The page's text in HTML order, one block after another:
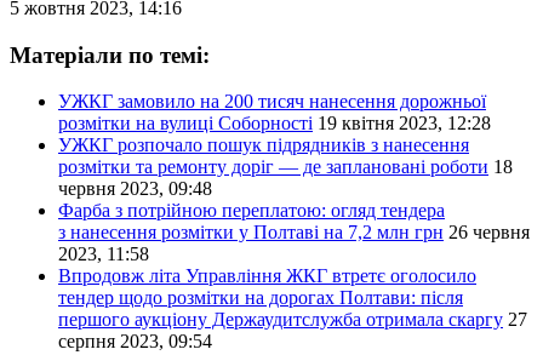
5 жовтня 2023, 14:16
Матеріали по темі:
УЖКГ замовило на 200 тисяч нанесення дорожньої
розмітки на вулиці Соборності 19 квітня 2023, 12:28
УЖКГ розпочало пошук підрядників з нанесення
розмітки та ремонту доріг — де заплановані роботи 18
червня 2023, 09:48
Фарба з потрійною переплатою: огляд тендера
з нанесення розмітки у Полтаві на 7,2 млн грн 26 червня
2023, 11:58
Впродовж літа Управління ЖКГ втретє оголосило
тендер щодо розмітки на дорогах Полтави: після
першого аукціону Держаудитслужба отримала скаргу 27
серпня 2023, 09:54